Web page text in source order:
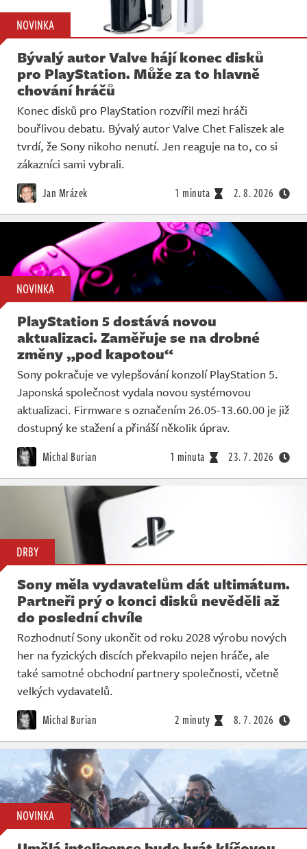
NOVINKA
Bývalý autor Valve hájí konec disků
pro PlayStation. Může za to hlavně
chování hráčů
Konec disků pro PlayStation rozvířil mezi hráči
bouřlivou debatu. Bývalý autor Valve Chet Faliszek ale
tvrdí, že Sony nikoho nenutí. Jen reaguje na to, co si
zákazníci sami vybrali.
Jan Mrázek 1 minuta 2. 8. 2026
NOVINKA
PlayStation 5 dostává novou
aktualizaci. Zaměřuje se na drobné
změny „pod kapotou“
Sony pokračuje ve vylepšování konzolí PlayStation 5.
Japonská společnost vydala novou systémovou
aktualizaci. Firmware s označením 26.05-13.60.00 je již
dostupný ke stažení a přináší několik úprav.
Michal Burian 1 minuta 23. 7. 2026
DRBY
Sony měla vydavatelům dát ultimátum.
Partneři prý o konci disků nevěděli až
do poslední chvíle
Rozhodnutí Sony ukončit od roku 2028 výrobu nových
her na fyzických discích překvapilo nejen hráče, ale
také samotné obchodní partnery společnosti, včetně
velkých vydavatelů.
Michal Burian 2 minuty 8. 7. 2026
NOVINKA